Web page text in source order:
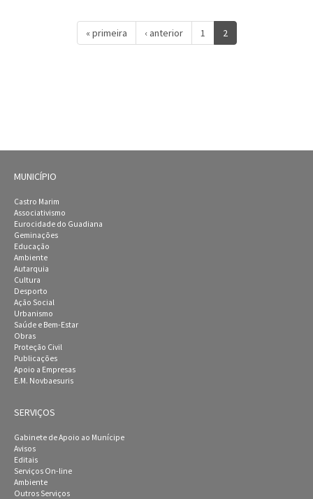
« primeira ‹ anterior 1 2
MUNICÍPIO
Castro Marim
Associativismo
Eurocidade do Guadiana
Geminações
Educação
Ambiente
Autarquia
Cultura
Desporto
Ação Social
Urbanismo
Saúde e Bem-Estar
Obras
Proteção Civil
Publicações
Apoio a Empresas
E.M. Novbaesuris
SERVIÇOS
Gabinete de Apoio ao Munícipe
Avisos
Editais
Serviços On-line
Ambiente
Outros Serviços